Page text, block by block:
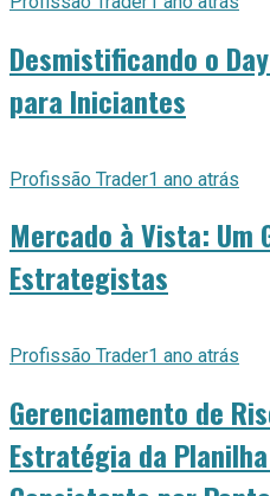
Desmistificando o
para Iniciantes
Profissão Trader1 ano atrás
Mercado à Vista: Um
Estrategistas
Profissão Trader1 ano atrás
Gerenciamento de
Estratégia da